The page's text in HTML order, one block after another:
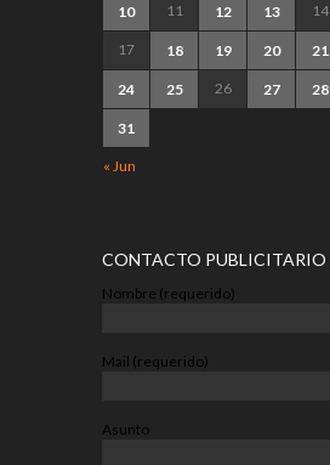
« Jun
10 11 12 13 14
17 18 19 20 21
24 25 26 27 28
31
CONTACTO PUBLICITARIO
Nombre (requerido)
Mail (requerido)
Asunto